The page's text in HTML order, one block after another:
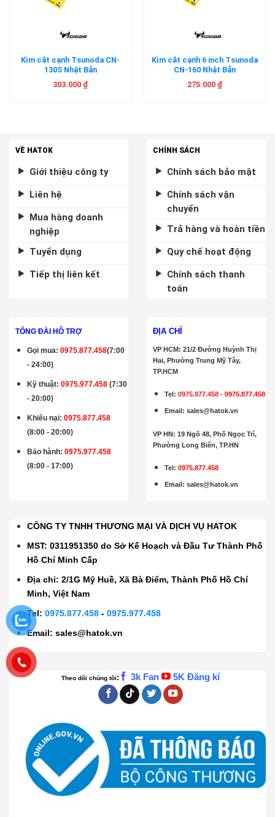
Kìm cắt cạnh Tsunoda CN-
130S Nhật Bản
303.000 ₫
Kìm cắt cạnh 6 inch Tsunoda
CN-160 Nhật Bản
275.000 ₫
VỀ HATOK
Giới thiệu công ty
Liên hệ
Mua hàng doanh
nghiệp
Tuyển dụng
Tiếp thị liên kết
CHÍNH SÁCH
Chính sách bảo mật
Chính sách vận
chuyển
Trả hàng và hoàn tiền
Quy chế hoạt động
Chính sách thanh
toán
TỔNG ĐÀI HỖ TRỢ
Gọi mua:0975.877.458(7:00
- 24:00)
Kỹ thuật:0975.977.458 (7:30
- 20:00)
Khiếu nại: 0975.877.458
(8:00 - 20:00)
Bảo hành:0975.977.458
(8:00 - 17:00)
ĐỊA CHỈ
VP HCM: 21/2 Đường Huỳnh Thị
Hai, Phường Trung Mỹ Tây,
TP.HCM
Tel:0975.977.458 -0975.877.458
Email :sales@hatok.vn
VP HN: 19 Ngõ 48, Phố Ngọc Trì,
Phường Long Biên, TP.HN
Tel: 0975.877.458
Email:sales@hatok.vn
CÔNG TY TNHH THƯƠNG MẠI VÀ DỊCH VỤ HATOK
MST: 0311951350 do Sở Kế Hoạch và Đầu Tư Thành Phố
Hồ Chí Minh Cấp
Địa chỉ: 2/1G Mỹ Huề, Xã Bà Điểm, Thành Phố Hồ Chí
Minh, Việt Nam
Tel:0975.877.458 -0975.977.458
Email:sales@hatok.vn
Theo dõi chúng tôi: 3k Fan 5K Đăng kí